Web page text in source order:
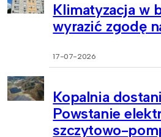
Klimatyzacja w
wyrazić zgodę
17-07-2026
Kopalnia
Powstanie
szczytowo-